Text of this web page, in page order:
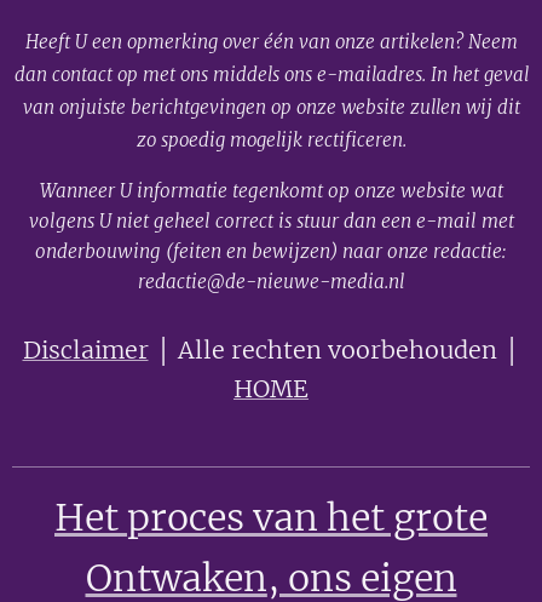
Heeft U een opmerking over één van onze artikelen? Neem
dan contact op met ons middels ons e-mailadres. In het geval
van onjuiste berichtgevingen op onze website zullen wij dit
zo spoedig mogelijk rectificeren.
Wanneer U informatie tegenkomt op onze website wat
volgens U niet geheel correct is stuur dan een e-mail met
onderbouwing (feiten en bewijzen) naar onze redactie:
redactie@de-nieuwe-media.nl
Disclaimer│ Alle rechten voorbehouden │
HOME
Het proces van het grote
Ontwaken, ons eigen